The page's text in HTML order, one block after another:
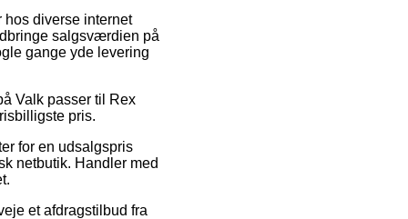
hos diverse internet
salgsværdien på
gange yde levering
Valk passer til Rex
pris.
for en udsalgspris
netbutik. Handler med
et afdragstilbud fra